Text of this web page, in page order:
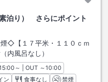
泊り） さらにポイント
◇【１７平米・１１０ｃｍ
内風呂なし）
ェックイン
～ | OUT チェックアウト
～10:00
ン
食事なし
禁煙